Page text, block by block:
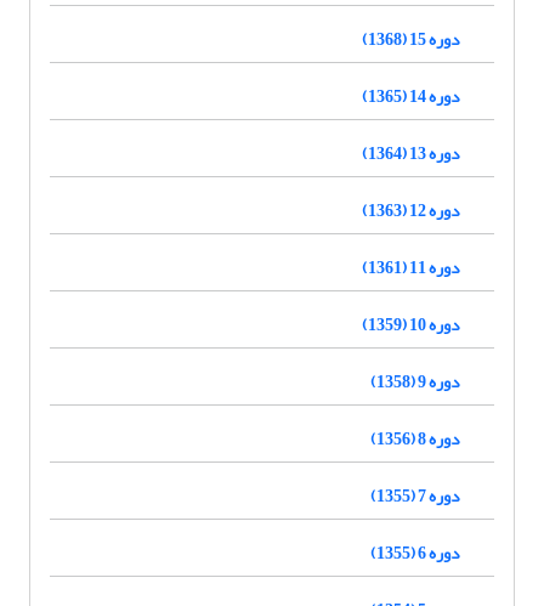
دوره 15 (1368)
دوره 14 (1365)
دوره 13 (1364)
دوره 12 (1363)
دوره 11 (1361)
دوره 10 (1359)
دوره 9 (1358)
دوره 8 (1356)
دوره 7 (1355)
دوره 6 (1355)